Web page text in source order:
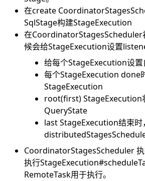
在create
SqlStage构建StageExecution
在CoordinatorStagesScheduler
候会给StageExecution设置
给每个StageExecution设
每个StageExecution done
StageExecution
root(first) StageExecution
QueryState
last StageExecution结束时
CoordinatorStagesScheduler
执行
RemoteTask用于执行。